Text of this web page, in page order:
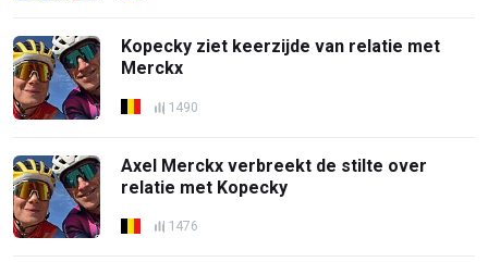
Kopecky ziet keerzijde van relatie met
Merckx
1490
Axel Merckx verbreekt de stilte over
relatie met Kopecky
1476